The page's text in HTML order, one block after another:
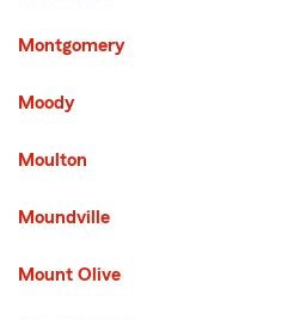
Montgomery
Moody
Moulton
Moundville
Mount Olive